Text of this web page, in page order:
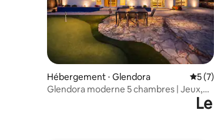
Hébergement ⋅ Glendora
5 (7)
Glendora moderne 5 chambres | Jeux,